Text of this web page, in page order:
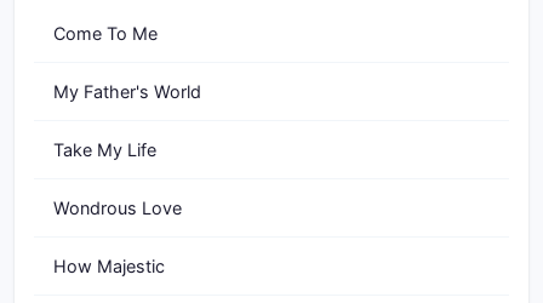
Come To Me
My Father's World
Take My Life
Wondrous Love
How Majestic